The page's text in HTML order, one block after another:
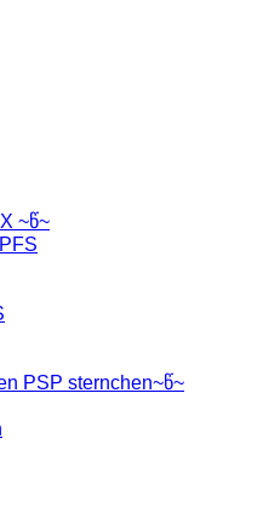
~წ~
PSP sternchen~წ~